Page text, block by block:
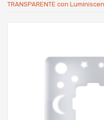
TRANSPARENTE con